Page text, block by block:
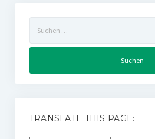
nach:
TRANSLATE THIS PAGE: